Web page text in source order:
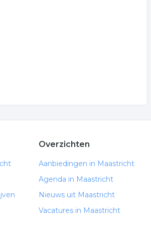
Overzichten
Aanbiedingen in Maastricht
Agenda in Maastricht
Nieuws uit Maastricht
Vacatures in Maastricht